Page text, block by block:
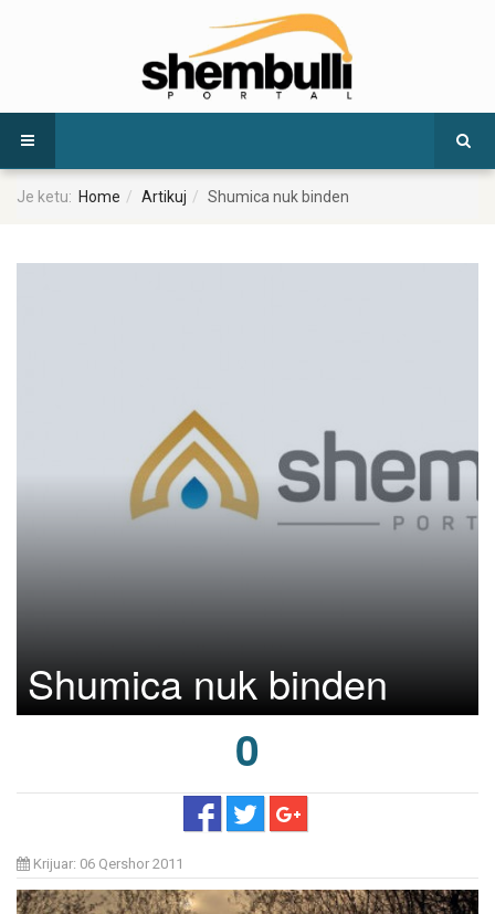
Je ketu: Home Artikuj Shumica nuk binden
Shumica nuk binden
0
Krijuar: 06 Qershor 2011